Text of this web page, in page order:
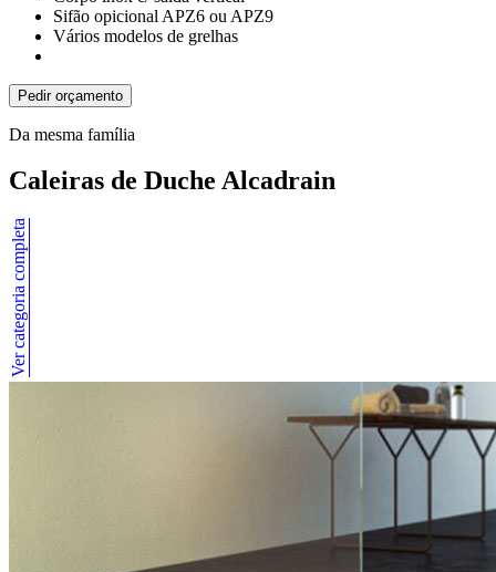
Sifão opicional APZ6 ou APZ9
Vários modelos de grelhas
Pedir orçamento
Da mesma família
Caleiras de Duche Alcadrain
Ver categoria completa